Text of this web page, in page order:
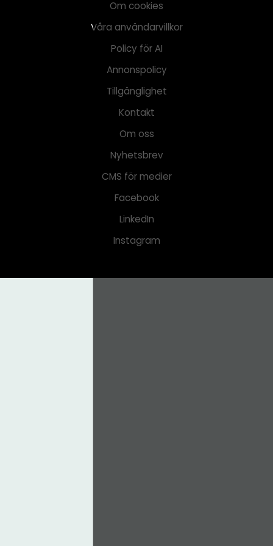
Om cookies
Våra användarvillkor
Policy för AI
Annonspolicy
Tillgänglighet
Kontakt
Om oss
Nyhetsbrev
CMS för medier
Facebook
LinkedIn
Instagram